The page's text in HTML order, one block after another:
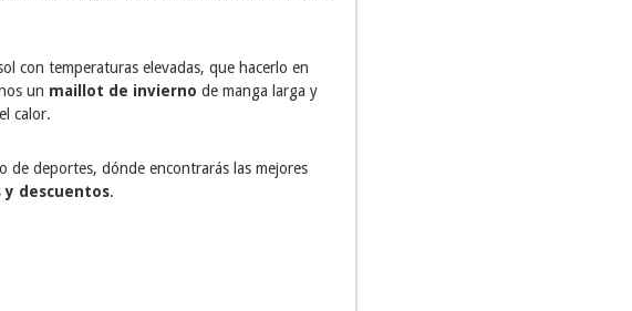
con temperaturas elevadas, que hacerlo en
un maillot de invierno de manga larga y
calor.
deportes, dónde encontrarás las mejores
descuentos.